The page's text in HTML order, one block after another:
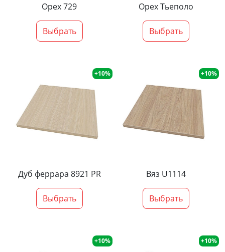
Орех 729
Выбрать
Орех Тьеполо
Выбрать
+10%
Дуб феррара 8921 PR
Выбрать
+10%
Вяз U1114
Выбрать
+10% +10%